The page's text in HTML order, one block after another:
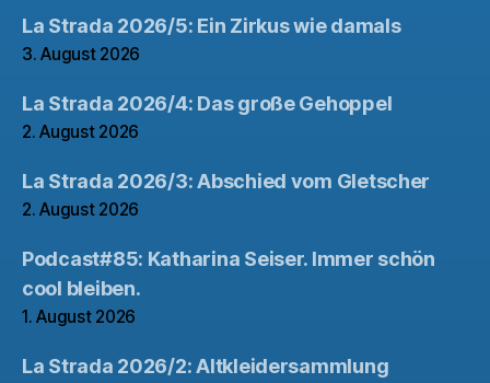
La Strada 2026/5: Ein Zirkus wie damals
3. August 2026
La Strada 2026/4: Das große Gehoppel
2. August 2026
La Strada 2026/3: Abschied vom Gletscher
2. August 2026
Podcast#85: Katharina Seiser. Immer schön
cool bleiben.
1. August 2026
La Strada 2026/2: Altkleidersammlung